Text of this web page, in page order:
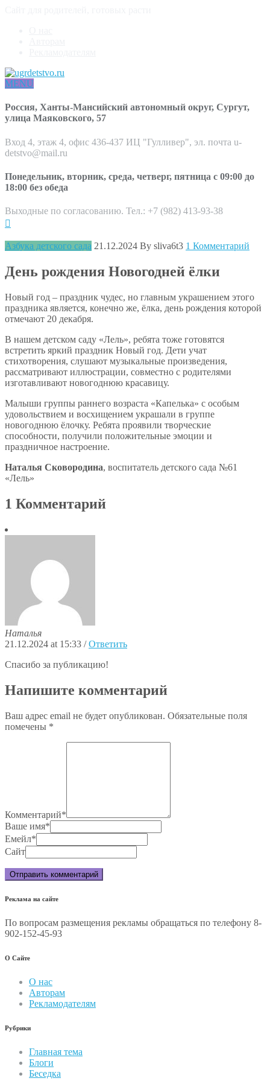
MENU
Россия, Ханты-Мансийский автономный округ, Сургут,
улица Маяковского, 57
Вход 4, этаж 4, офис 436-437 ИЦ "Гулливер", эл. почта u-
detstvo@mail.ru
Понедельник, вторник, среда, четверг, пятница с 09:00 до
18:00 без обеда
Выходные по согласованию. Тел.: +7 (982) 413-93-38
Азбука детского сада 21.12.2024 By sliva6t3 1 Комментарий
День рождения Новогодней ёлки
Новый год – праздник чудес, но главным украшением этого
праздника является, конечно же, ёлка, день рождения которой
отмечают 20 декабря.
В нашем детском саду «Лель», ребята тоже готовятся
встретить яркий праздник Новый год. Дети учат
стихотворения, слушают музыкальные произведения,
рассматривают иллюстрации, совместно с родителями
изготавливают новогоднюю красавицу.
Малыши группы раннего возраста «Капелька» с особым
удовольствием и восхищением украшали в группе
новогоднюю ёлочку. Ребята проявили творческие
способности, получили положительные эмоции и
праздничное настроение.
Наталья Сковородина, воспитатель детского сада №61
«Лель»
1 Комментарий
Наталья
21.12.2024 at 15:33 /Ответить
Спасибо за публикацию!
Напишите комментарий
Ваш адрес email не будет опубликован. Обязательные поля
помечены *
Комментарий*
Ваше имя*
Емейл*
Сайт
Реклама на сайте
По вопросам размещения рекламы обращаться по телефону 8-
902-152-45-93
О Сайте
О нас
Авторам
Рекламодателям
Рубрики
Главная тема
Блоги
Беседка